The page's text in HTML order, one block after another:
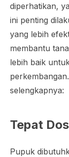
diperhatikan,
ini penting
yang lebih
membantu
lebih baik
selengkapnya:
Tepat
Pupuk